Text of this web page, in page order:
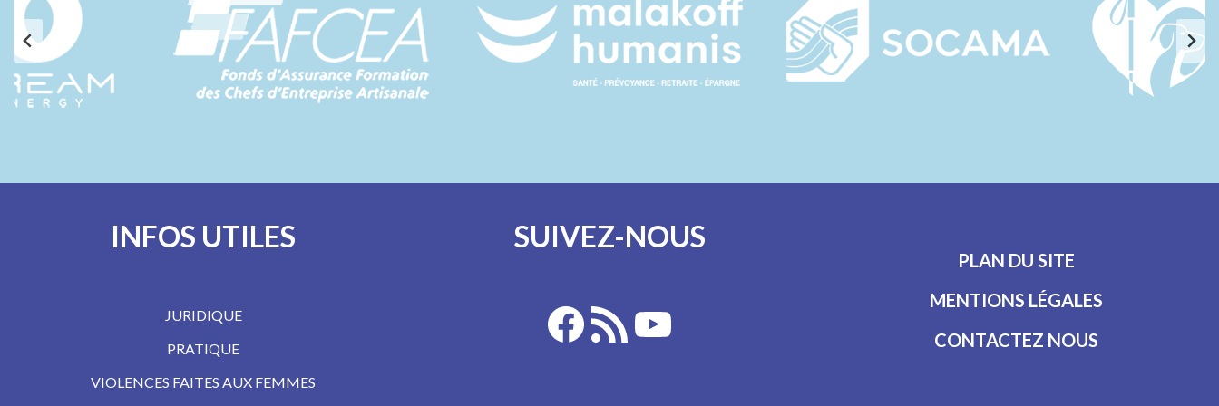
INFOS UTILES
JURIDIQUE
PRATIQUE
VIOLENCES FAITES AUX FEMMES
SUIVEZ-NOUS
PLAN DU SITE
MENTIONS LÉGALES
CONTACTEZ NOUS